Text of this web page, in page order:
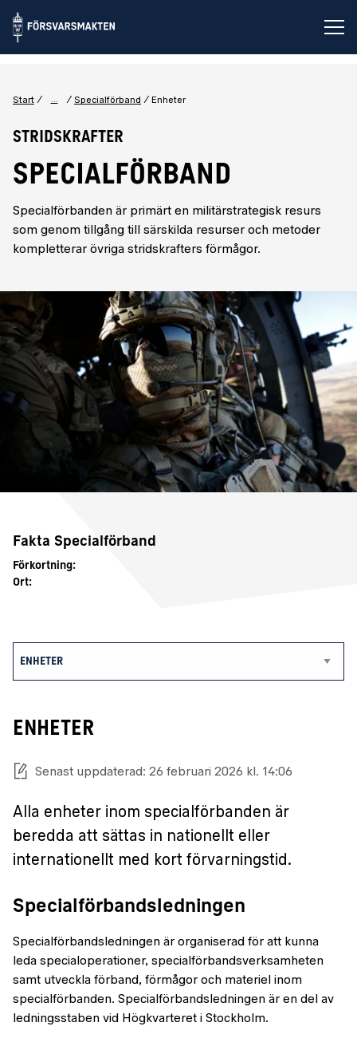
Start ... Specialförband Enheter
Stridskrafter
SPECIALFÖRBAND
Specialförbanden är primärt en militärstrategisk resurs
som genom tillgång till särskilda resurser och metoder
kompletterar övriga stridskrafters förmågor.
Fakta Specialförband
Förkortning:
Ort:
ENHETER
Senast uppdaterad: 26 februari 2026 kl. 14:06
Alla enheter inom specialförbanden är
beredda att sättas in nationellt eller
internationellt med kort förvarningstid.
Specialförbandsledningen
Specialförbandsledningen är organiserad för att kunna
leda specialoperationer, specialförbandsverksamheten
samt utveckla förband, förmågor och materiel inom
specialförbanden. Specialförbandsledningen är en del av
ledningsstaben vid Högkvarteret i Stockholm.